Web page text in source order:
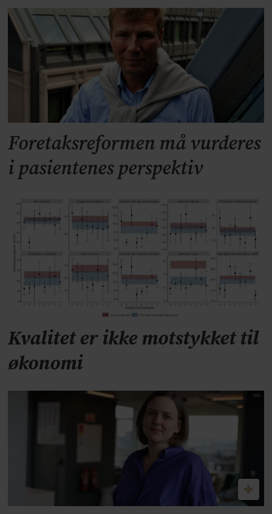
Foretaksreformen må vurderes
i pasientenes perspektiv
Kvalitet er ikke motstykket til
økonomi